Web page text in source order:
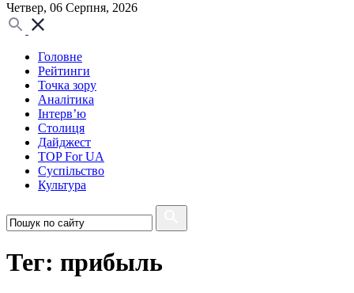
Четвер, 06 Серпня, 2026
Головне
Рейтинги
Точка зору
Аналітика
Інтерв’ю
Столиця
Дайджест
TOP For UA
Суспiльство
Культура
Тег: прибыль